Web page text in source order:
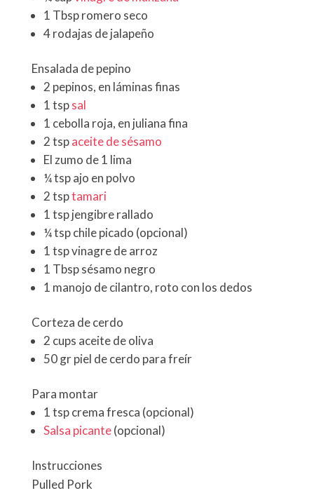
1 Tbsp romero seco
4 rodajas de jalapeño
Ensalada de pepino
2 pepinos, en láminas finas
1 tspsal
1 cebolla roja, en juliana fina
2 tspaceite de sésamo
El zumo de 1 lima
¼ tsp ajo en polvo
2 tsptamari
1 tsp jengibre rallado
¼ tsp chile picado (opcional)
1 tsp vinagre de arroz
1 Tbsp sésamo negro
1 manojo de cilantro, roto con los dedos
Corteza de cerdo
2 cups aceite de oliva
50 gr piel de cerdo para freír
Para montar
1 tsp crema fresca (opcional)
Salsa picante(opcional)
Instrucciones
Pulled Pork